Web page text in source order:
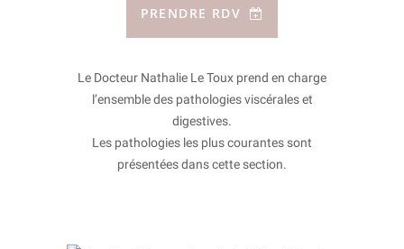
PRENDRE RDV
Le Docteur Nathalie Le Toux prend en charge
l’ensemble des pathologies viscérales et
digestives.
Les pathologies les plus courantes sont
présentées dans cette section.